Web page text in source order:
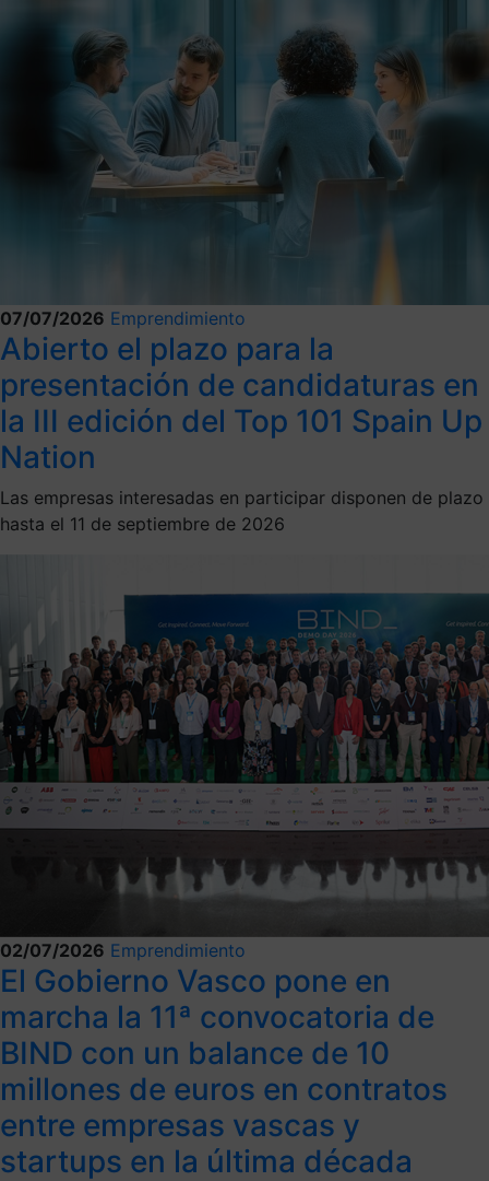
07/07/2026 Emprendimiento
Abierto el plazo para la
presentación de candidaturas en
la III edición del Top 101 Spain Up
Nation
Las empresas interesadas en participar disponen de plazo
hasta el 11 de septiembre de 2026
02/07/2026 Emprendimiento
El Gobierno Vasco pone en
marcha la 11ª convocatoria de
BIND con un balance de 10
millones de euros en contratos
entre empresas vascas y
startups en la última década